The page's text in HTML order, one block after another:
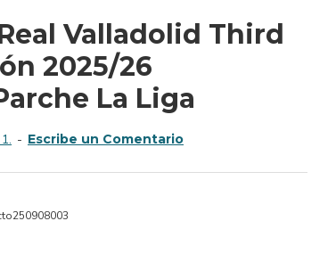
Valladolid Third
2025/26
La Liga
- Escribe un Comentario